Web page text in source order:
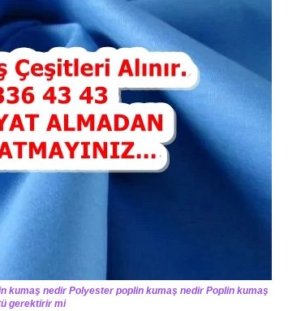
kumaş nedir Polyester poplin kumaş nedir Poplin kumaş
gerektirir mi